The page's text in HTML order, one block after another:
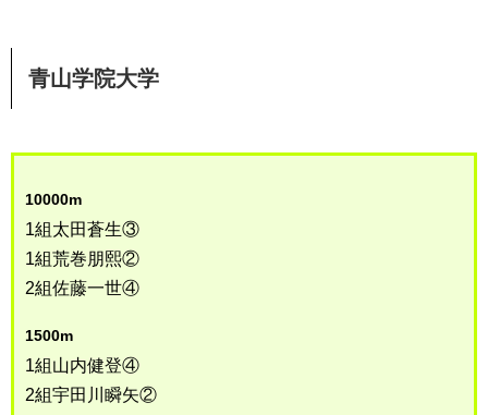
青山学院大学
10000m
1組太田蒼生③
1組荒巻朋熙②
2組佐藤一世④
1500m
1組山内健登④
2組宇田川瞬矢②